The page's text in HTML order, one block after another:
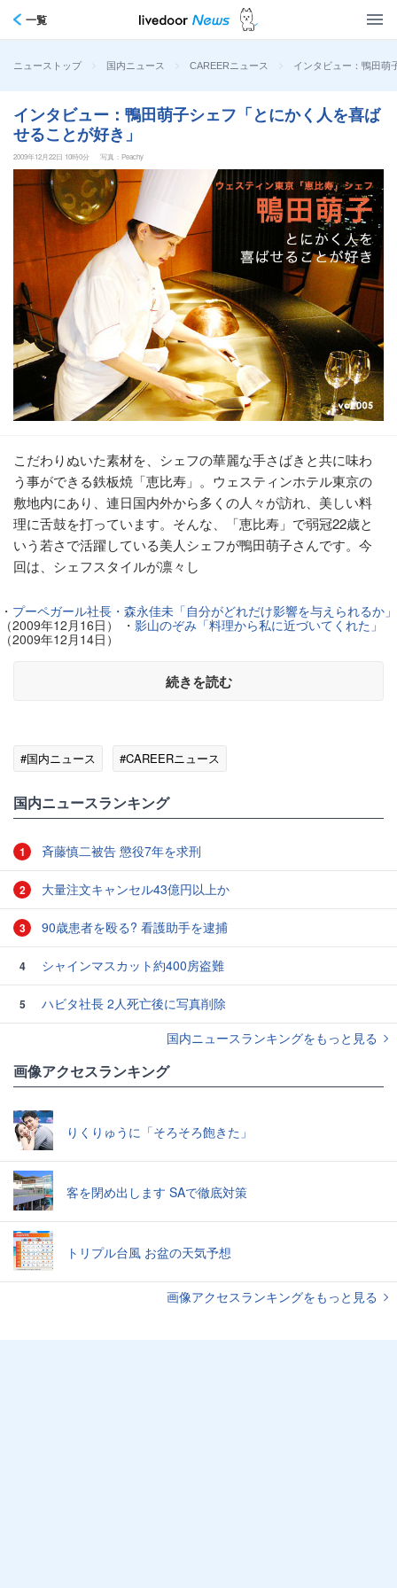
一覧
ニューストップ > 国内ニュース > CAREERニュース > インタビュー：鴨田萌
インタビュー：鴨田萌子シェフ「とにかく人を喜ば
せることが好き」
2009年12月22日 10時0分 写真：Peachy
こだわりぬいた素材を、シェフの華麗な手さばきと共に味わ
う事ができる鉄板焼「恵比寿」。ウェスティンホテル東京の
敷地内にあり、連日国内外から多くの人々が訪れ、美しい料
理に舌鼓を打っています。そんな、「恵比寿」で弱冠22歳と
いう若さで活躍している美人シェフが鴨田萌子さんです。今
回は、シェフスタイルが凛々し
・ プーペガール社長・森永佳未「自分がどれだけ影響を与えられるか」
（2009年12月16日） ・ 影山のぞみ「料理から私に近づいてくれた」
（2009年12月14日）
続きを読む
#国内ニュース #CAREERニュース
国内ニュースランキング
1 斉藤慎二被告 懲役7年を求刑
2 大量注文キャンセル43億円以上か
3 90歳患者を殴る? 看護助手を逮捕
4 シャインマスカット約400房盗難
5
ハビタ社長 2人死亡後に写真削除
国内ニュースランキングをもっと見る
画像アクセスランキング
りくりゅうに「そろそろ飽きた」
客を閉め出します SAで徹底対策
トリプル台風 お盆の天気予想
画像アクセスランキングをもっと見る